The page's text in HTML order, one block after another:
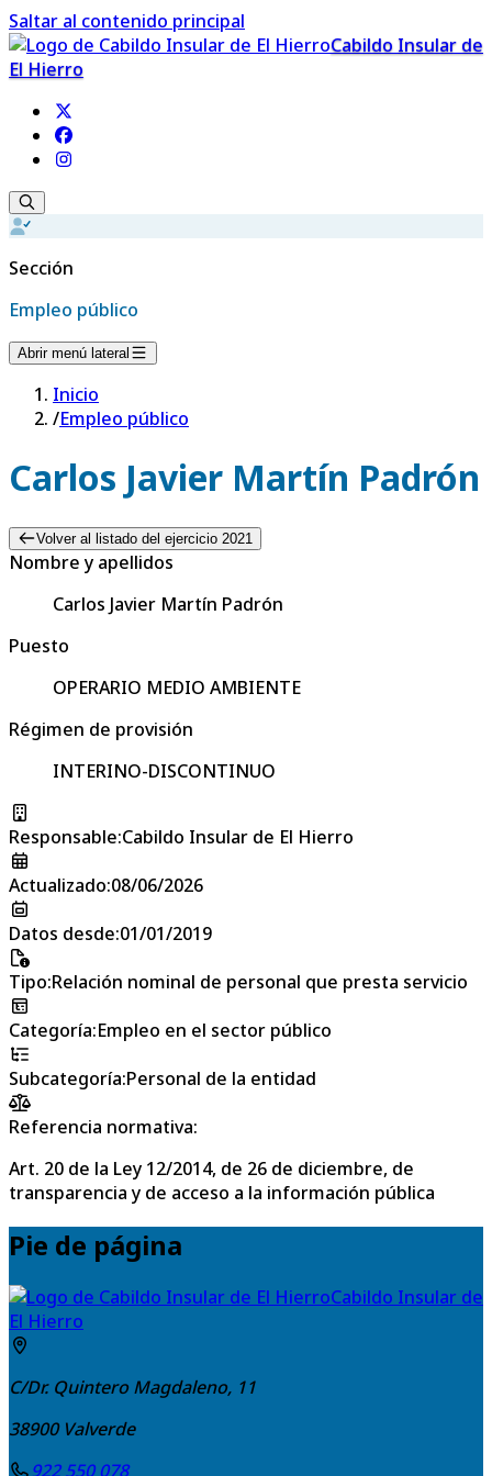
Saltar al contenido principal
Cabildo Insular de
El Hierro
Sección
Empleo público
Abrir menú lateral
Inicio
/Empleo público
Carlos Javier Martín Padrón
Volver al listado del ejercicio 2021
Nombre y apellidos
Carlos Javier Martín Padrón
Puesto
OPERARIO MEDIO AMBIENTE
Régimen de provisión
INTERINO-DISCONTINUO
Responsable:Cabildo Insular de El Hierro
Actualizado:08/06/2026
Datos desde:01/01/2019
Tipo:Relación nominal de personal que presta servicio
Categoría:Empleo en el sector público
Subcategoría:Personal de la entidad
Referencia normativa:
Art. 20 de la Ley 12/2014, de 26 de diciembre, de
transparencia y de acceso a la información pública
Pie de página
Cabildo Insular de
El Hierro
C/Dr. Quintero Magdaleno, 11
38900 Valverde
922 550 078